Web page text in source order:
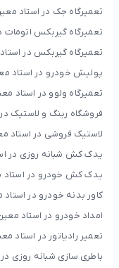
تعمیرگاه جک در استاد
تعمیرگاه گیربکس اتومات
تعمیرگاه گیربکس در
پولیش خودرو در استاد
تعمیرگاه ولوو در استاد
فروشگاه رینگ و لاستیک
لاستیک فروشی در استاد
یدک کش شبانه روزی در
یدک کش خودرو در استاد
کاور بدنه خودرو در استاد
امداد خودرو در استاد معین
تعمیر رادیاتور در استاد
باطری سازی شبانه روزی